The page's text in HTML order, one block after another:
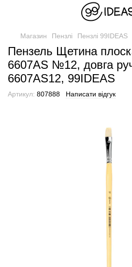
Магазин Пензлі Пензлі 99IDEAS
Пензель Щетина
6607AS №12, довга
6607AS12, 99IDEAS
Артикул: 807888 Написати відгук